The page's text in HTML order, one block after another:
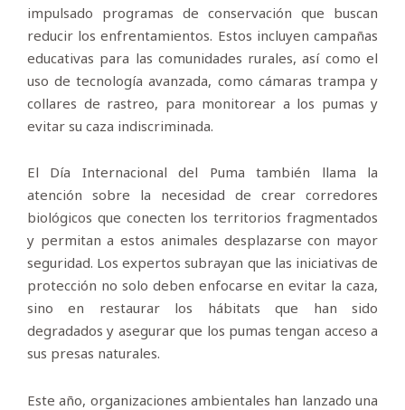
impulsado programas de conservación que buscan
reducir los enfrentamientos. Estos incluyen campañas
educativas para las comunidades rurales, así como el
uso de tecnología avanzada, como cámaras trampa y
collares de rastreo, para monitorear a los pumas y
evitar su caza indiscriminada.
El Día Internacional del Puma también llama la
atención sobre la necesidad de crear corredores
biológicos que conecten los territorios fragmentados
y permitan a estos animales desplazarse con mayor
seguridad. Los expertos subrayan que las iniciativas de
protección no solo deben enfocarse en evitar la caza,
sino en restaurar los hábitats que han sido
degradados y asegurar que los pumas tengan acceso a
sus presas naturales.
Este año, organizaciones ambientales han lanzado una